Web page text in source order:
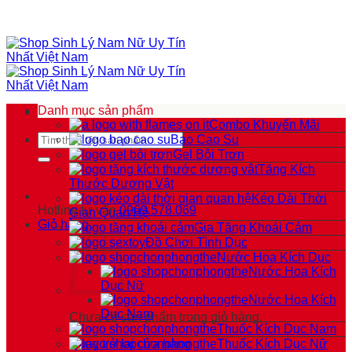
nội
dung
Tìm
kiếm:
Hotline tư vấn 0969.578.069
Giỏ hàng
Chưa có sản phẩm trong giỏ hàng.
Quay trở lại cửa hàng
Danh mục sản phẩm
Combo Khuyến Mãi
Bao Cao Su
Gel Bôi Trơn
Tăng Kích
Thước Dương Vật
Kéo Dài Thời
Gian Quan Hệ
Gia Tăng Khoái Cảm
Đồ Chơi Tình Dục
Nước Hoa Kích Dục
Nước Hoa Kích
Dục Nữ
Nước Hoa Kích
Dục Nam
Thuốc Kích Dục Nam
Thuốc Kích Dục Nữ